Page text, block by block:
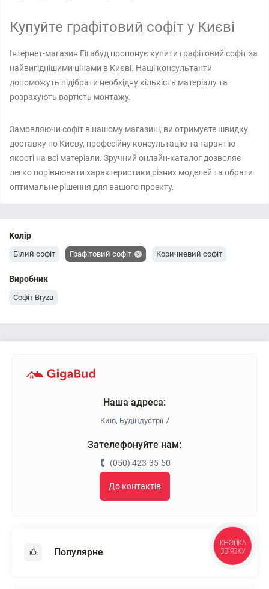
Купуйте графітовий софіт у Києві
Інтернет-магазин Гігабуд пропонує купити графітовий софіт за
найвигіднішими цінами в Києві. Наші консультанти
допоможуть підібрати необхідну кількість матеріалу та
розрахують вартість монтажу.
Замовляючи софіт в нашому магазині, ви отримуєте швидку
доставку по Києву, професійну консультацію та гарантію
якості на всі матеріали. Зручний онлайн-каталог дозволяє
легко порівнювати характеристики різних моделей та обрати
оптимальне рішення для вашого проекту.
Колір
Білий софіт Графітовий софіт Коричневий софіт
Виробник
Софіт Bryza
Наша адреса:
Київ, Будіндустрії 7
Зателефонуйте нам:
(050) 423-35-50
До контактів
Популярне
КНОПКА
ЗВ'ЯЗКУ